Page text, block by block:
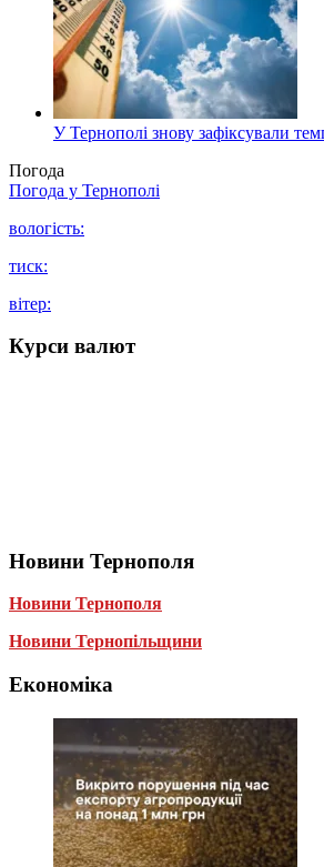
У Тернополі знову зафіксували
Погода
Погода у Тернополі
вологість:
тиск:
вітер:
Курси валют
Новини Тернополя
Новини Тернополя
Новини Тернопільщини
Економіка